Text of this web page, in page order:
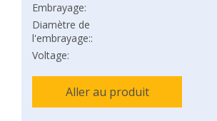
Embrayage:
Diamètre de
l'embrayage::
Voltage:
Aller au produit